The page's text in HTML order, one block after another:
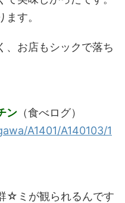
す。
、お店もシックで落ち
ン （食べログ）
A1401/A140103/1
☆ミが観られるんです